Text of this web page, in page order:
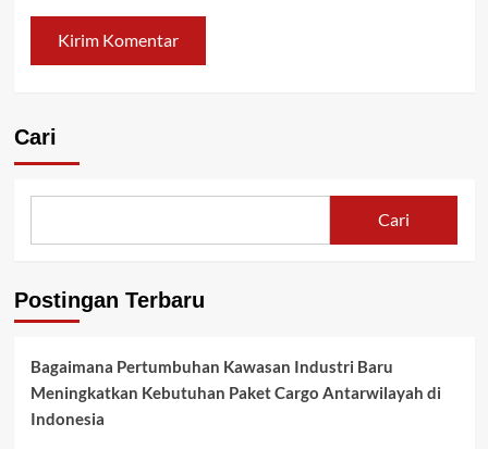
Cari
Cari
Postingan Terbaru
Bagaimana Pertumbuhan Kawasan Industri Baru
Meningkatkan Kebutuhan Paket Cargo Antarwilayah di
Indonesia